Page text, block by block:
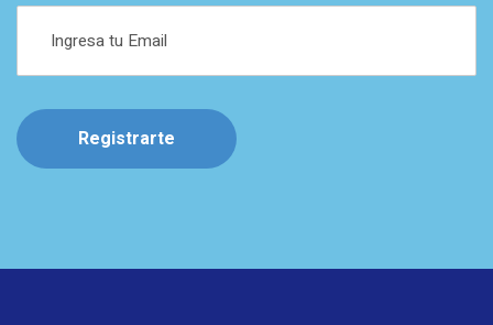
Registrarte